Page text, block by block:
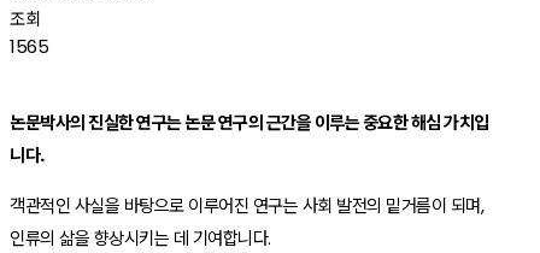
조회
1565
논문박사의 진실한 연구는 논문 연구의 근간을 이루는 중요한 해심 가치입
니다.
객관적인 사실을 바탕으로 이루어진 연구는 사회 발전의 밑거름이 되며,
인류의 삶을 향상시키는 데 기여합니다.